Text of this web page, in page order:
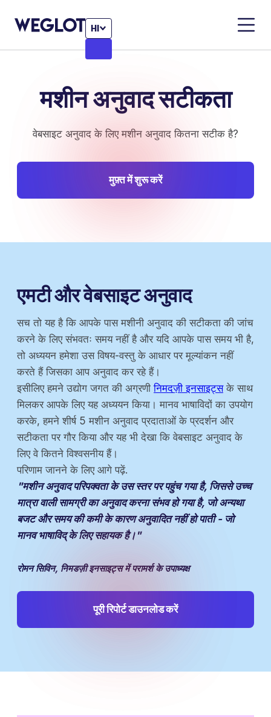
HI
मशीन अनुवादसटीकता
वेबसाइट अनुवाद के लिए मशीन अनुवाद कितना सटीक है?
मुफ़्त में शुरू करें
एमटी और वेबसाइट अनुवाद
सच तो यह है कि आपके पास मशीनी अनुवाद की सटीकता की जांच
करने के लिए संभवतः समय नहीं है और यदि आपके पास समय भी है,
तो अध्ययन हमेशा उस विषय-वस्तु के आधार पर मूल्यांकन नहीं
करते हैं जिसका आप अनुवाद कर रहे हैं।
इसीलिए हमने उद्योग जगत की अग्रणीनिमदज़ी इनसाइट्सके साथ
मिलकर आपके लिए यह अध्ययन किया। मानव भाषाविदों का उपयोग
करके, हमने शीर्ष 5 मशीन अनुवाद प्रदाताओं के प्रदर्शन और
सटीकता पर गौर किया और यह भी देखा कि वेबसाइट अनुवाद के
लिए वे कितने विश्वसनीय हैं।
परिणाम जानने के लिए आगे पढ़ें.
"मशीन अनुवाद परिपक्वता के उस स्तर पर पहुंच गया है, जिससे उच्च
मात्रा वाली सामग्री का अनुवाद करना संभव हो गया है, जो अन्यथा
बजट और समय की कमी के कारण अनुवादित नहीं हो पाती - जो
मानव भाषाविद् के लिए सहायक है।"
रोमन सिविन, निमडज़ी इनसाइट्स में परामर्श के उपाध्यक्ष
पूरी रिपोर्ट डाउनलोड करें